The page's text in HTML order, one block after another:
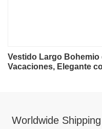
Vestido Largo Bohemio
Vacaciones, Elegante
Worldwide